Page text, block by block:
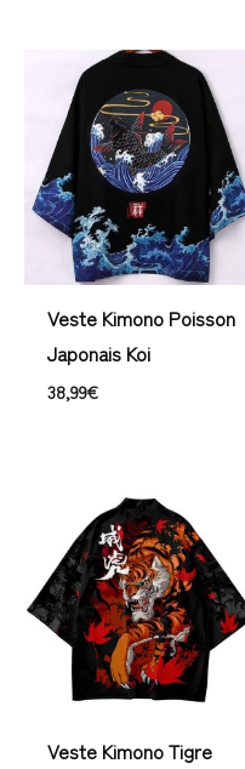
Veste Kimono Poisson
Japonais Koi
38,99€
Veste Kimono Tigre